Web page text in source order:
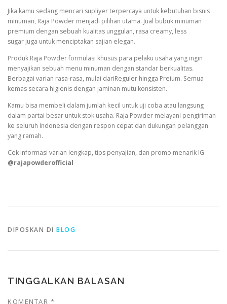
Jika kamu sedang mencari supliyer terpercaya untuk kebutuhan bisnis
minuman, Raja Powder menjadi pilihan utama. Jual bubuk minuman
premium dengan sebuah kualitas unggulan, rasa creamy, less
sugar juga untuk menciptakan sajian elegan.
Produk Raja Powder formulasi khusus para pelaku usaha yang ingin
menyajikan sebuah menu minuman dengan standar berkualitas.
Berbagai varian rasa-rasa, mulai dariReguler hingga Preium. Semua
kemas secara higienis dengan jaminan mutu konsisten.
Kamu bisa membeli dalam jumlah kecil untuk uji coba atau langsung
dalam partai besar untuk stok usaha. Raja Powder melayani pengiriman
ke seluruh Indonesia dengan respon cepat dan dukungan pelanggan
yang ramah.
Cek informasi varian lengkap, tips penyajian, dan promo menarik IG
@rajapowderofficial
DIPOSKAN DI BLOG
TINGGALKAN BALASAN
KOMENTAR *